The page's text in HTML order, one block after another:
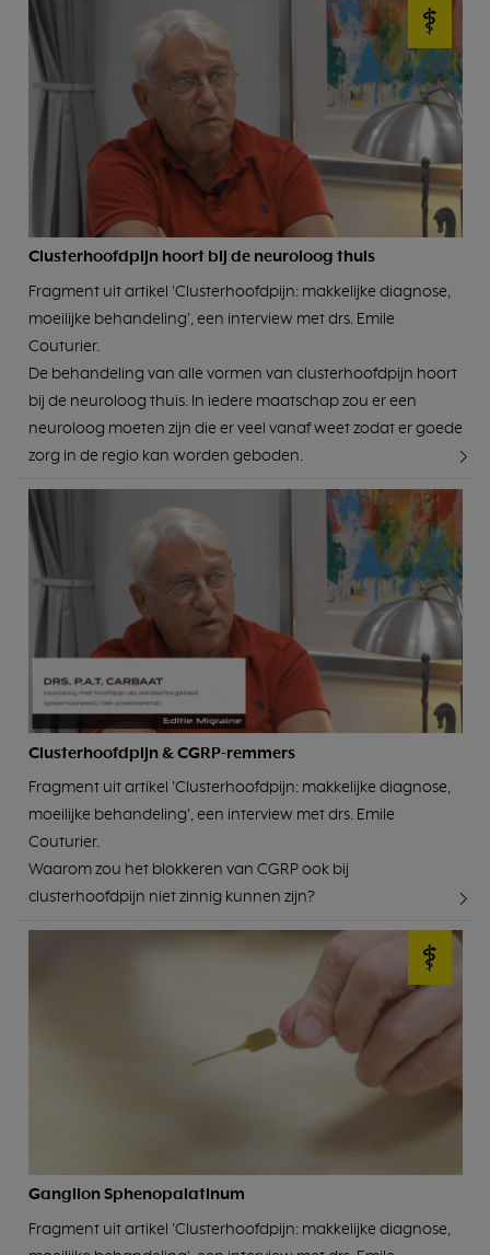
Clusterhoofdpijn hoort bij de neuroloog thuis
Fragment uit artikel 'Clusterhoofdpijn: makkelijke diagnose,
moeilijke behandeling', een interview met drs. Emile
Couturier.
De behandeling van alle vormen van clusterhoofdpijn hoort
bij de neuroloog thuis. In iedere maatschap zou er een
neuroloog moeten zijn die er veel vanaf weet zodat er goede
zorg in de regio kan worden geboden.
Clusterhoofdpijn & CGRP-remmers
Fragment uit artikel 'Clusterhoofdpijn: makkelijke diagnose,
moeilijke behandeling', een interview met drs. Emile
Couturier.
Waarom zou het blokkeren van CGRP ook bij
clusterhoofdpijn niet zinnig kunnen zijn?
Ganglion Sphenopalatinum
Fragment uit artikel 'Clusterhoofdpijn: makkelijke diagnose,